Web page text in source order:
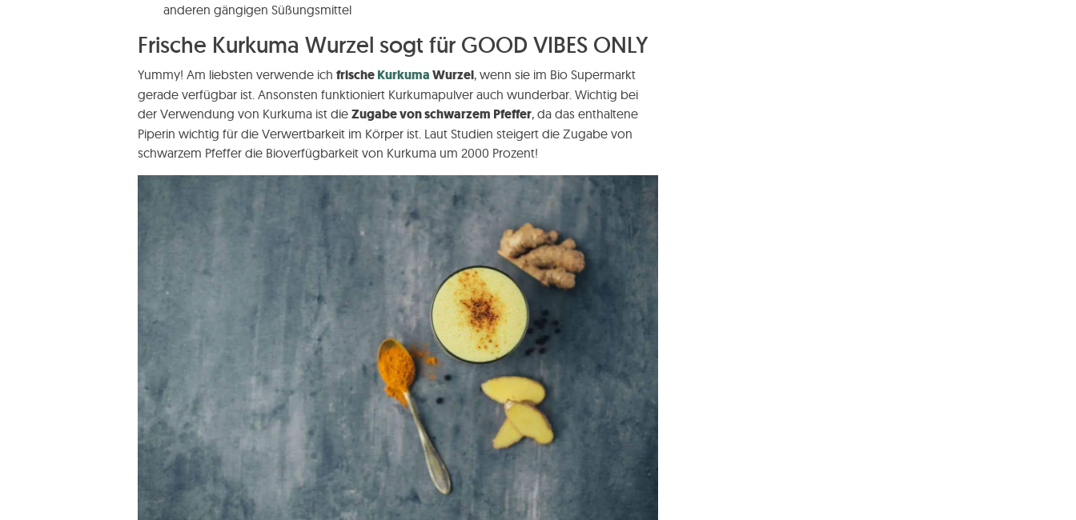
anderen gängigen Süßungsmittel
Frische Kurkuma Wurzel sogt für GOOD VIBES ONLY
Yummy! Am liebsten verwende ich frischeKurkumaWurzel, wenn sie im Bio Supermarkt
gerade verfügbar ist. Ansonsten funktioniert Kurkumapulver auch wunderbar. Wichtig bei
der Verwendung von Kurkuma ist die Zugabe von schwarzem Pfeffer, da das enthaltene
Piperin wichtig für die Verwertbarkeit im Körper ist. Laut Studien steigert die Zugabe von
schwarzem Pfeffer die Bioverfügbarkeit von Kurkuma um 2000 Prozent!